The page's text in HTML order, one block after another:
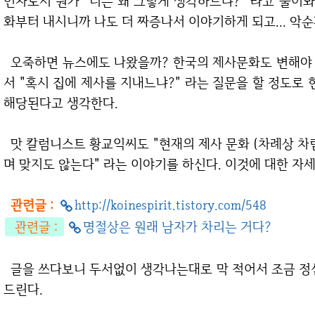
화부터 내시니까 나도 더 짜증나서 이야기하게 되고... 악
오죽하면 뉴스에도 나왔을까? 한국의 제사문화도 변해야 한다고 말이다. 오죽하면 결혼전에 어성분께
서 "혹시 집에 제사를 지내느냐?" 라는 질문을 할 정도로
해당된다고 생각한다.
맛 칼럼니스트 황교익씨도 "현재의 제사 문화 (차례상 차림), 유교식으로 따져봐도 아무런 근거도 없으
며 맞지도 않는다" 라는 이야기를 하신다. 이것에 대한 자
관련글 :
http://koinespirit.tistory.com/548
관련글 :
명절상은 원래 남자가 차리는 거다?
글을 쓰다보니 두서없이 생각나는대로 막 적어서 조금 정신없게 읽으실 수 있다는 점, 미리 양해말씀을
드린다.